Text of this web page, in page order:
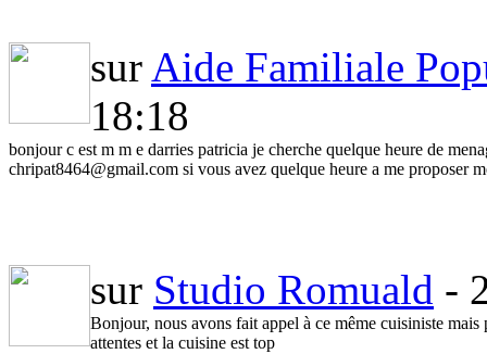
sur Aide Familiale
18:18
bonjour c est m m e darries patricia je cherche quelque heure de
chripat8464@gmail.com si vous avez quelque heure a me proposer
sur Studio Romuald -
Bonjour, nous avons fait appel à ce même cuisiniste
attentes et la cuisine est top